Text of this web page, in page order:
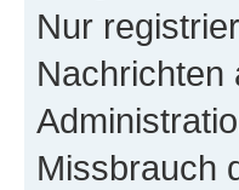
Nur
Nachrichten
Missbrauch